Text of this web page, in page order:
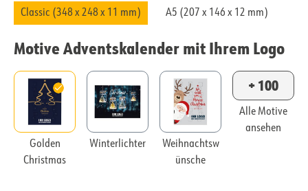
Classic (348 x 248 x 11 mm) A5 (207 x 146 x 12 mm)
Motive Adventskalender mit Ihrem Logo
Golden
Christmas
Winterlichter
Weihnachtsw
ünsche
+ 100
Alle Motive
ansehen